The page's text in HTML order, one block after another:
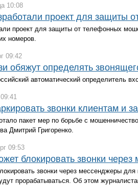
10:08
проект для защиты
проект для защиты от телефонных
номеров.
09:42
обяжут определять
автоматический определитель
звонки клиентам и
пакет мер по борьбе с
Дмитрий Григоренко.
09:53
блокировать звонки
звонки через мессенджеры
прорабатываться. Об этом